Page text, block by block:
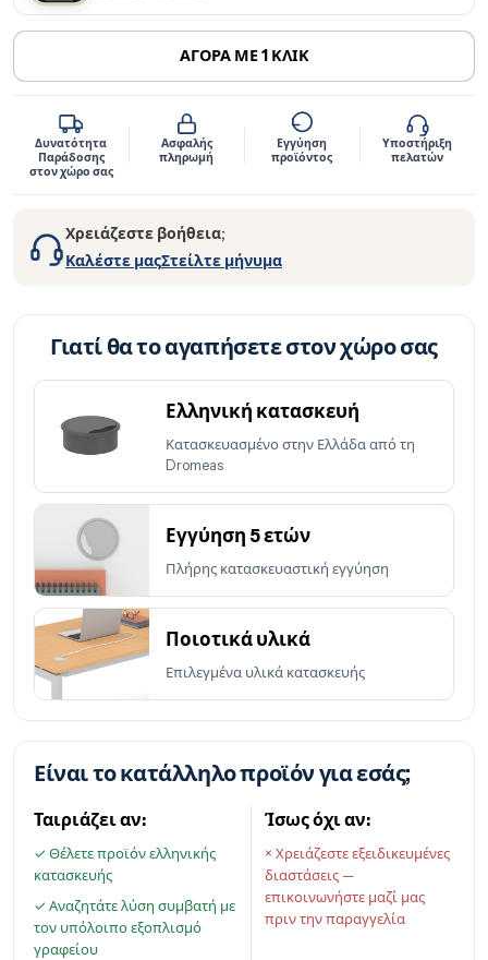
ΑΓΟΡΑ ΜΕ 1 ΚΛΙΚ
Δυνατότητα
Παράδοσης
στον χώρο σας
Ασφαλής
πληρωμή
Εγγύηση
προϊόντος
Υποστήριξη
πελατών
Χρειάζεστε βοήθεια;
Καλέστε μαςΣτείλτε μήνυμα
Γιατί θα το αγαπήσετε στον χώρο σας
Ελληνική κατασκευή
Κατασκευασμένο στην Ελλάδα από τη
Dromeas
Εγγύηση 5 ετών
Πλήρης κατασκευαστική εγγύηση
Ποιοτικά υλικά
Επιλεγμένα υλικά κατασκευής
Είναι το κατάλληλο προϊόν για εσάς;
Ταιριάζει αν:
✓ Θέλετε προϊόν ελληνικής
κατασκευής
✓ Αναζητάτε λύση συμβατή με
τον υπόλοιπο εξοπλισμό
γραφείου
Ίσως όχι αν:
× Χρειάζεστε εξειδικευμένες
διαστάσεις —
επικοινωνήστε μαζί μας
πριν την παραγγελία